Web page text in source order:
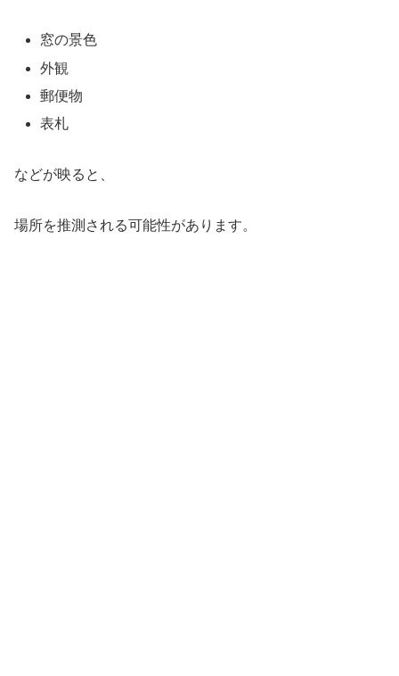
窓の景色
外観
郵便物
表札
などが映ると、
場所を推測される可能性があります。